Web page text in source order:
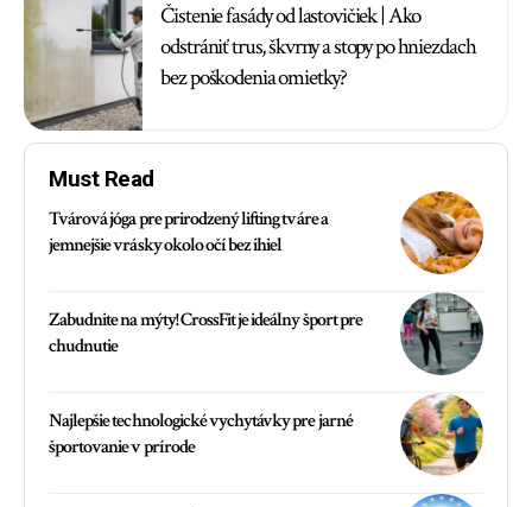
Čistenie fasády od lastovičiek | Ako
odstrániť trus, škvrny a stopy po hniezdach
bez poškodenia omietky?
Must Read
Tvárová jóga pre prirodzený lifting tváre a
jemnejšie vrásky okolo očí bez ihiel
Zabudnite na mýty! CrossFit je ideálny šport pre
chudnutie
Najlepšie technologické vychytávky pre jarné
športovanie v prírode